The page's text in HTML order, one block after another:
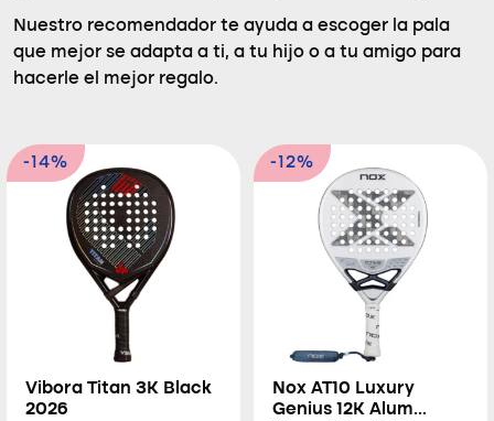
Nuestro recomendador te ayuda a escoger la pala
que mejor se adapta a ti, a tu hijo o a tu amigo para
hacerle el mejor regalo.
-14%
Vibora Titan 3K Black
2026
-12%
Nox AT10 Luxury
Genius 12K Alum